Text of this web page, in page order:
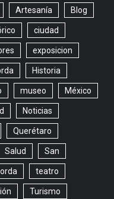
Artesanía Blog
ciudad
exposicion
Historia
museo México
Noticias
Querétaro
Salud San
teatro
Turismo